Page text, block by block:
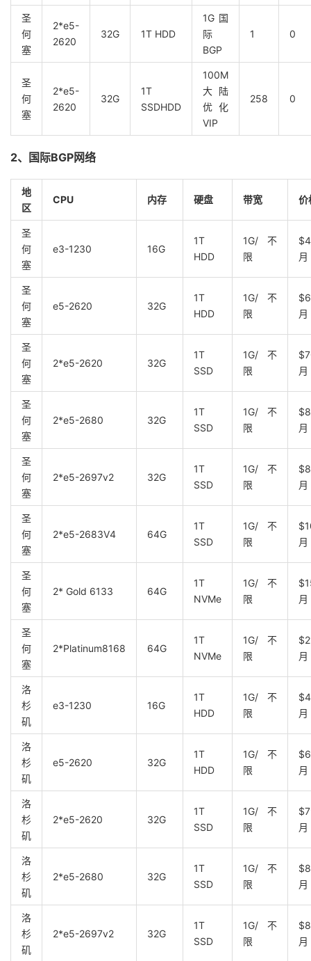
圣
何
塞
2*e5-
2620
32G 1T HDD
1G国
际
BGP
1 0
圣
何
塞
2*e5-
2620
32G
1T
SSDHDD
100M
大陆
优化
VIP
258 0
2、国际BGP网络
地
区
CPU 内存 硬盘 带宽 价
圣
何
塞
e3-1230 16G
1T
HDD
1G/不
限
月
圣
何
塞
e5-2620 32G
1T
HDD
1G/不
限
月
圣
何
塞
2*e5-2620 32G
1T
SSD
1G/不
限
月
圣
何
塞
2*e5-2680 32G
1T
SSD
1G/不
限
月
圣
何
塞
2*e5-2697v2 32G
1T
SSD
1G/不
限
月
圣
何
塞
2*e5-2683V4 64G
1T
SSD
1G/不
限
月
圣
何
塞
2* Gold 6133 64G
1T
NVMe
1G/不
限
月
圣
何
塞
2*Platinum8168 64G
1T
NVMe
1G/不
限
月
洛
杉
矶
e3-1230 16G
1T
HDD
1G/不
限
月
洛
杉
矶
e5-2620 32G
1T
HDD
1G/不
限
月
洛
杉
矶
2*e5-2620 32G
1T
SSD
1G/不
限
月
洛
杉
矶
2*e5-2680 32G
1T
SSD
1G/不
限
月
洛
杉
矶
2*e5-2697v2 32G
1T
SSD
1G/不
限
月